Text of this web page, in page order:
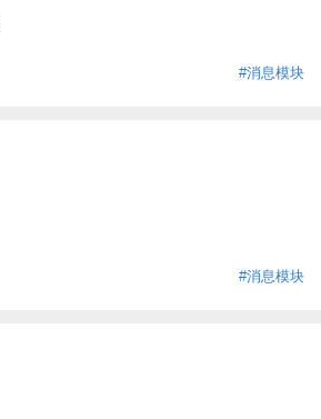
#消息模块
#消息模块